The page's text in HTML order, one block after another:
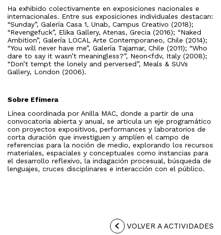
Ha exhibido colectivamente en exposiciones nacionales e
internacionales. Entre sus exposiciones individuales destacan:
“Sunday”, Galería Casa 1, Unab, Campus Creativo (2018);
“Revengefuck”, Elika Gallery, Atenas, Grecia (2016); “Naked
Ambition”, Galería LOCAL Arte Contemporaneo, Chile (2014);
“You will never have me”, Galería Tajamar, Chile (2011); “Who
dare to say it wasn’t meaningless?”, Neon<fdv, Italy (2008);
“Don’t tempt the lonely and perversed”, Meals & SUVs
Gallery, London (2006).
Sobre Efímera
Línea coordinada por Anilla MAC, donde a partir de una
convocatoria abierta y anual, se articula un eje programático
con proyectos expositivos, performances y laboratorios de
corta duración que investiguen y amplíen el campo de
referencias para la noción de medio, explorando los recursos
materiales, espaciales y conceptuales como instancias para
el desarrollo reflexivo, la indagación procesual, búsqueda de
lenguajes, cruces disciplinares e interacción con el público.
VOLVER A ACTIVIDADES